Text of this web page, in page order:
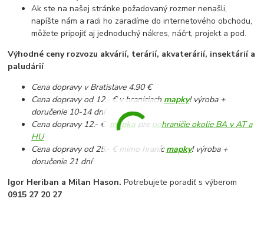
Ak ste na našej stránke požadovaný rozmer nenašli,
napíšte nám a radi ho zaradíme do internetového obchodu,
môžete pripojiť aj jednoduchý nákres, náčrt, projekt a pod.
Výhodné ceny rozvozu akvárií, terárií, akvaterárií, insektárií a
paludárií
Cena dopravy v Bratislave 4.90 €
Cena dopravy od 12,- € v hraniciach mapky! výroba +
doručenie 10-14 dní
Cena dopravy 12.- € mapka pre pohraničie okolie BA v AT a
HU
Cena dopravy od 25,- € mimo hranícmapky! výroba +
doručenie 21 dní
Igor Heriban a Milan Hason.Potrebujete poradiť s výberom
0915 27 20 27